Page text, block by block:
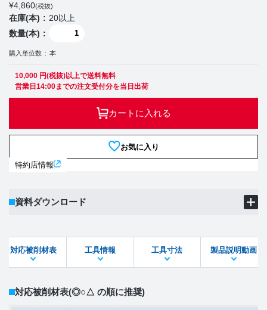
¥4,860(税抜)
在庫(本)
20以上
数量(本)
購入単位数 本
10,000 円(税抜)以上で送料無料
営業日14:00までの注文受付分を当日出荷
カートに入れる
お気に入り
特約店情報
資料ダウンロード
STEPファイル DXFファイル
対応被削材表 工具情報 工具寸法 製品説明動画
対応被削材表(◎○△ の順に推奨)